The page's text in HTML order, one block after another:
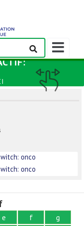
Afficher/
la
de
navigation
:
onco
onco
e f
g